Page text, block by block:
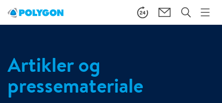
Artikler og
pressemateriale